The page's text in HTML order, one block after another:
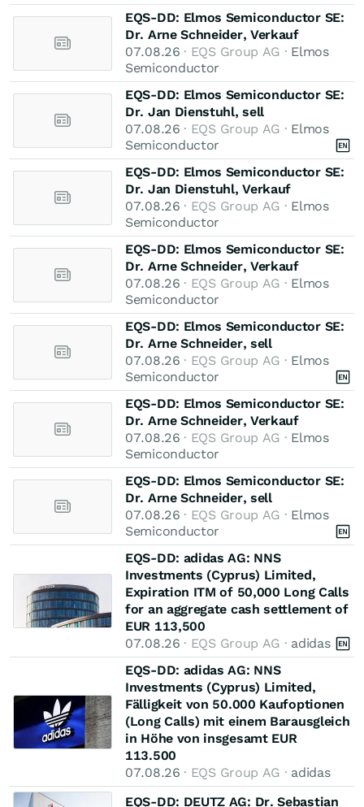
EQS-DD: Elmos Semiconductor SE:
Dr. Arne Schneider, Verkauf
07.08.26 · EQS Group AG · Elmos
Semiconductor
EQS-DD: Elmos Semiconductor SE:
Dr. Jan Dienstuhl, sell
07.08.26 · EQS Group AG · Elmos
Semiconductor
EQS-DD: Elmos Semiconductor SE:
Dr. Jan Dienstuhl, Verkauf
07.08.26 · EQS Group AG · Elmos
Semiconductor
EQS-DD: Elmos Semiconductor SE:
Dr. Arne Schneider, Verkauf
07.08.26 · EQS Group AG · Elmos
Semiconductor
EQS-DD: Elmos Semiconductor SE:
Dr. Arne Schneider, sell
07.08.26 · EQS Group AG · Elmos
Semiconductor
EQS-DD: Elmos Semiconductor SE:
Dr. Arne Schneider, Verkauf
07.08.26 · EQS Group AG · Elmos
Semiconductor
EQS-DD: Elmos Semiconductor SE:
Dr. Arne Schneider, sell
07.08.26 · EQS Group AG · Elmos
Semiconductor
EQS-DD: adidas AG: NNS
Investments (Cyprus) Limited,
Expiration ITM of 50,000 Long Calls
for an aggregate cash settlement of
EUR 113,500
07.08.26 · EQS Group AG · adidas
EQS-DD: adidas AG: NNS
Investments (Cyprus) Limited,
Fälligkeit von 50.000 Kaufoptionen
(Long Calls) mit einem Barausgleich
in Höhe von insgesamt EUR
113.500
07.08.26 · EQS Group AG · adidas
EQS-DD: DEUTZ AG: Dr. Sebastian